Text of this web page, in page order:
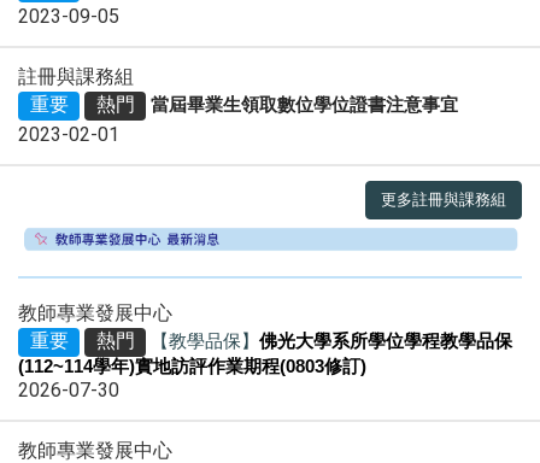
2023-09-05
註冊與課務組
重要
熱門 當屆畢業生領取數位學位證書注意事宜
2023-02-01
更多註冊與課務組
教師專業發展中心
重要
熱門 【教學品保】佛光大學系所學位學程教學品保
(112~114學年)實地訪評作業期程(0803修訂)
2026-07-30
教師專業發展中心